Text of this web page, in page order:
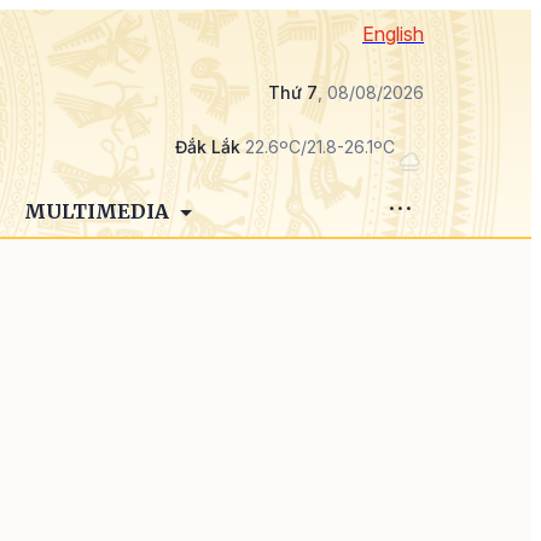
English
Thứ 7, 08/08/2026
Đắk Lắk22.6ºC/21.8-26.1ºC
MULTIMEDIA